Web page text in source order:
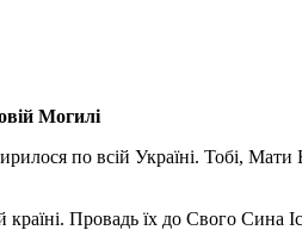
Могилі
по всій Україні. Тобі,
Провадь їх до Свого Сина